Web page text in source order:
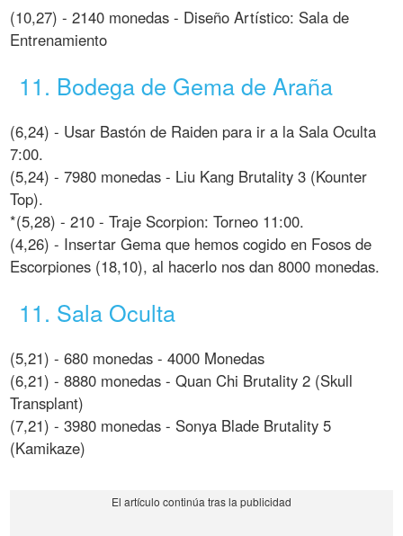
(10,27) - 2140 monedas - Diseño Artístico: Sala de
Entrenamiento
11. Bodega de Gema de Araña
(6,24) - Usar Bastón de Raiden para ir a la Sala Oculta
7:00.
(5,24) - 7980 monedas - Liu Kang Brutality 3 (Kounter
Top).
*(5,28) - 210 - Traje Scorpion: Torneo 11:00.
(4,26) - Insertar Gema que hemos cogido en Fosos de
Escorpiones (18,10), al hacerlo nos dan 8000 monedas.
11. Sala Oculta
(5,21) - 680 monedas - 4000 Monedas
(6,21) - 8880 monedas - Quan Chi Brutality 2 (Skull
Transplant)
(7,21) - 3980 monedas - Sonya Blade Brutality 5
(Kamikaze)